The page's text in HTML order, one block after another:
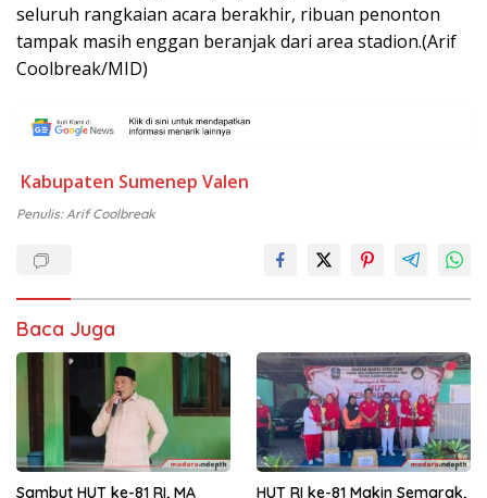
seluruh rangkaian acara berakhir, ribuan penonton
tampak masih enggan beranjak dari area stadion.(Arif
Coolbreak/MID)
Kabupaten Sumenep Valen
Penulis: Arif Coolbreak
Baca Juga
Sambut HUT ke-81 RI, MA HUT RI ke-81 Makin Semarak,